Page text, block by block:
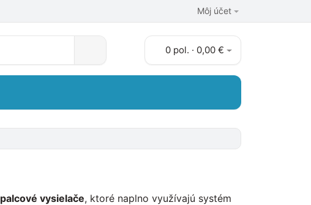
Môj účet
0 pol. · 0,00 €
palcové vysielače, ktoré naplno využívajú systém